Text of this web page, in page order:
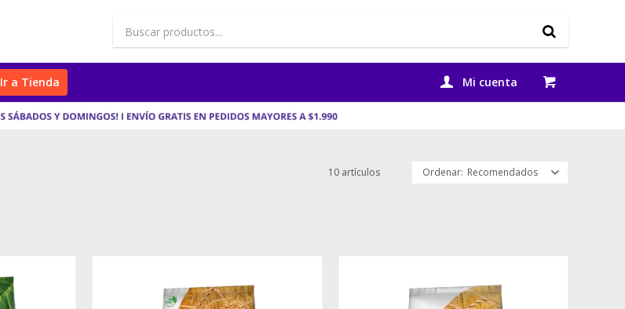
Ir a Tienda
10 artículos Recomendados